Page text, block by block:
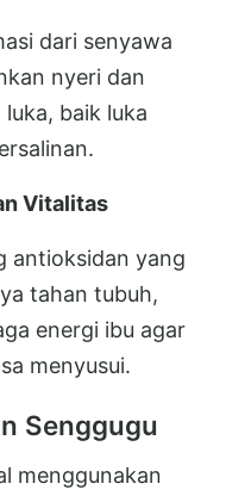
dari senyawa
nyeri dan
baik luka
Vitalitas
antioksidan yang
tahan tubuh,
energi ibu agar
menyusui.
Senggugu
menggunakan